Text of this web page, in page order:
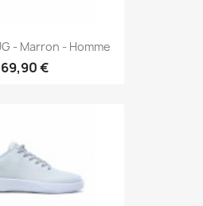
- Marron - Homme
69,90 €